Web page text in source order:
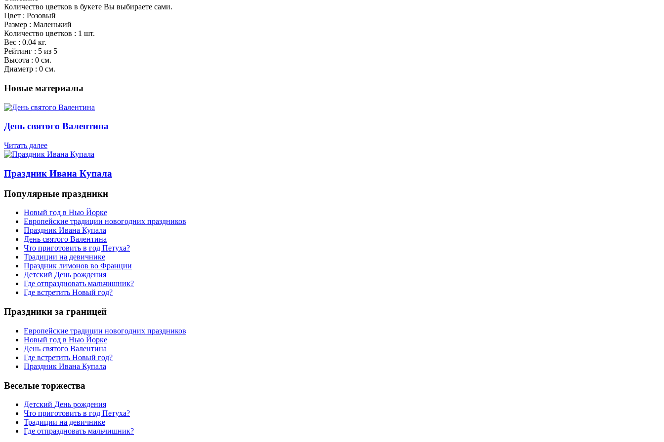
Количество цветков в букете Вы выбираете сами.
Цвет : Розовый
Размер : Маленький
Количество цветков : 1 шт.
Вес : 0.04 кг.
Рейтинг : 5 из 5
Высота : 0 см.
Диаметр : 0 см.
Новые материалы
День святого Валентина
Читать далее
Праздник Ивана Купала
Популярные праздники
Новый год в Нью Йорке
Европейские традиции новогодних праздников
Праздник Ивана Купала
День святого Валентина
Что приготовить в год Петуха?
Традиции на девичнике
Праздник лимонов во Франции
Детский День рождения
Где отпраздновать мальчишник?
Где встретить Новый год?
Праздники за границей
Европейские традиции новогодних праздников
Новый год в Нью Йорке
День святого Валентина
Где встретить Новый год?
Праздник Ивана Купала
Веселые торжества
Детский День рождения
Что приготовить в год Петуха?
Традиции на девичнике
Где отпраздновать мальчишник?